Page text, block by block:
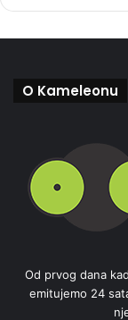
O Kameleonu
Od prvog dana
emitujemo 24